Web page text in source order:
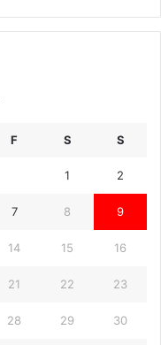
F S S
1 2
7 8 9
14 15 16
21 22 23
28 29 30